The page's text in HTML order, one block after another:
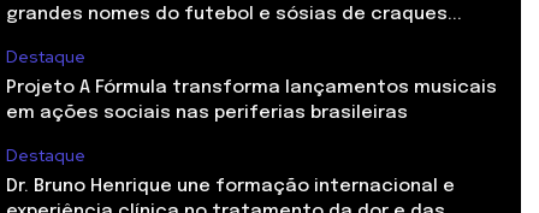
grandes nomes do futebol e sósias de craques...
Destaque
Projeto A Fórmula transforma lançamentos musicais
em ações sociais nas periferias brasileiras
Destaque
Dr. Bruno Henrique une formação internacional e